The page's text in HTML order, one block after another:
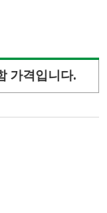
가격입니다.